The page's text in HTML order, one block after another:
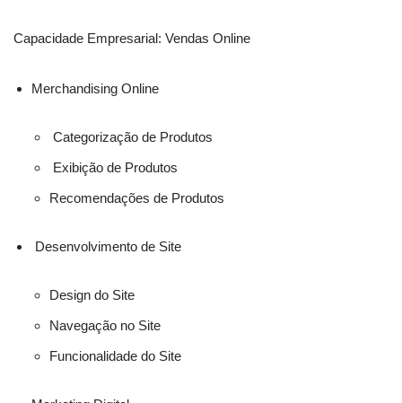
Capacidade Empresarial: Vendas Online
Merchandising Online
Categorização de Produtos
Exibição de Produtos
Recomendações de Produtos
Desenvolvimento de Site
Design do Site
Navegação no Site
Funcionalidade do Site